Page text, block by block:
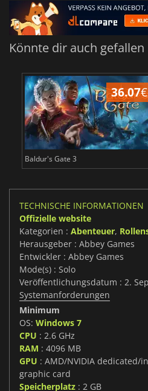
Könnte dir auch gefallen
36.07€
Baldur's Gate 3
TECHNISCHE INFORMATIONEN
Offizielle website
Kategorien : Abenteuer,
Herausgeber : Abbey Games
Entwickler : Abbey Games
Mode(s) : Solo
Veröffentlichungsdatum : 2.
Systemanforderungen
Minimum
OS: Windows 7
CPU : 2.6 GHz
RAM : 4096 MB
GPU : AMD/NVIDIA dedicated/
graphic card
Speicherplatz : 2 GB